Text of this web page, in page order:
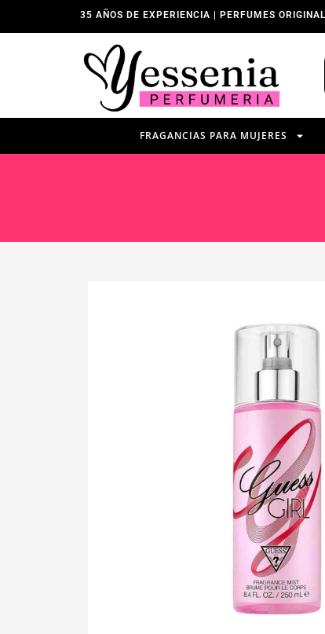
35 AÑOS DE EXPERIENCIA | PERFUMES
FRAGANCIAS PARA MUJERES